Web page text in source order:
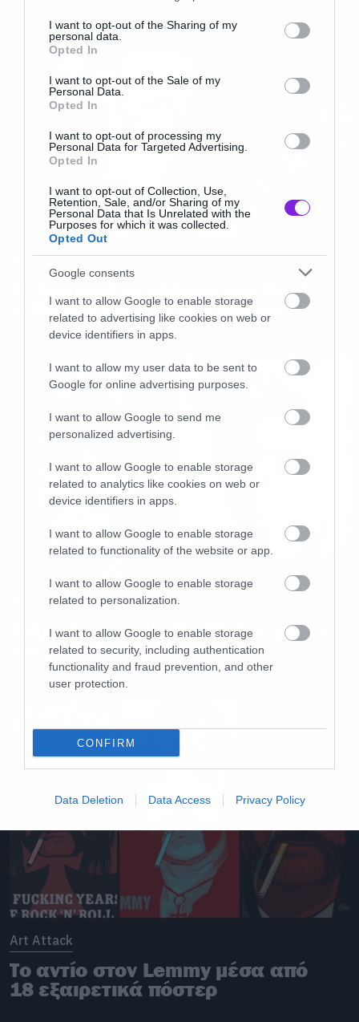
not limited to your visit or usage behaviour. You may click to
grant or deny consent to Google and its third-party tags to
use your data for below specified purposes in below Google
consent section.
I want to opt-out of the Sharing of my
personal data.
Opted In
I want to opt-out of the Sale of my
Personal Data.
Opted In
I want to opt-out of processing my
Personal Data for Targeted Advertising.
Opted In
I want to opt-out of Collection, Use,
Retention, Sale, and/or Sharing of my
Personal Data that Is Unrelated with the
Purposes for which it was collected.
Opted Out
Google consents
I want to allow Google to enable storage
related to advertising like cookies on web or
device identifiers in apps.
I want to allow my user data to be sent to
Google for online advertising purposes.
I want to allow Google to send me
personalized advertising.
I want to allow Google to enable storage
related to analytics like cookies on web or
device identifiers in apps.
I want to allow Google to enable storage
related to functionality of the website or app.
I want to allow Google to enable storage
related to personalization.
I want to allow Google to enable storage
related to security, including authentication
functionality and fraud prevention, and other
user protection.
CONFIRM
Data Deletion Data Access Privacy Policy
Music
Σε ζωντανή μετάδοση στο Rock
is Dead η κηδεία του Lemmy
Μάχη Lemmy-Justin Bieber για το
νούμερο 1 στην Αγγλία!
Art Attack
Το αντίο στον Lemmy μέσα από
18 εξαιρετικά πόστερ